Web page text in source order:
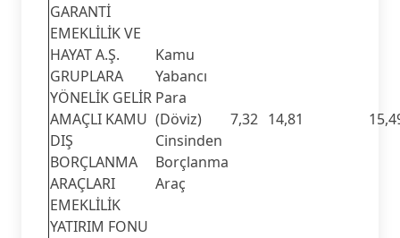
GARANTİ
EMEKLİLİK VE
HAYAT A.Ş.
GRUPLARA
YÖNELİK GELİR
AMAÇLI KAMU
DIŞ
BORÇLANMA
ARAÇLARI
EMEKLİLİK
YATIRIM FONU
Kamu
Yabancı
Para
(Döviz)
Cinsinden
Borçlanma
Araç
7,32 14,81